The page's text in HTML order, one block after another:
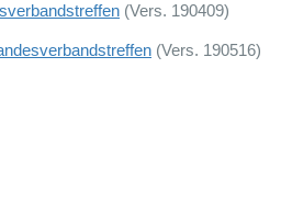
(Vers. 190409)
(Vers. 190516)